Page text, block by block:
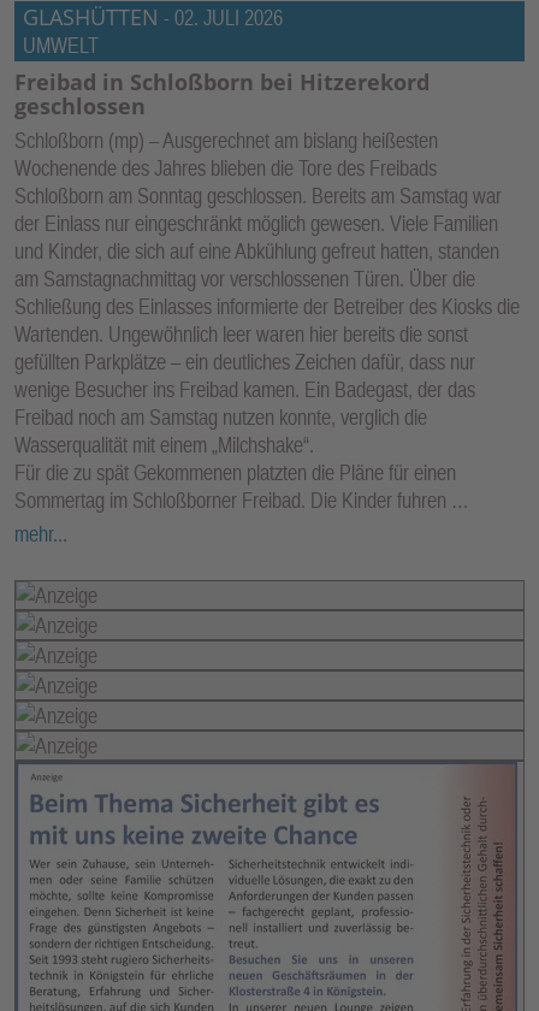
GLASHÜTTEN - 02. JULI 2026
UMWELT
Freibad in Schloßborn bei Hitzerekord
geschlossen
Schloßborn (mp) – Ausgerechnet am bislang heißesten
Wochenende des Jahres blieben die Tore des Freibads
Schloßborn am Sonntag geschlossen. Bereits am Samstag war
der Einlass nur eingeschränkt möglich gewesen. Viele Familien
und Kinder, die sich auf eine Abkühlung gefreut hatten, standen
am Samstagnachmittag vor verschlossenen Türen. Über die
Schließung des Einlasses informierte der Betreiber des Kiosks die
Wartenden. Ungewöhnlich leer waren hier bereits die sonst
gefüllten Parkplätze – ein deutliches Zeichen dafür, dass nur
wenige Besucher ins Freibad kamen. Ein Badegast, der das
Freibad noch am Samstag nutzen konnte, verglich die
Wasserqualität mit einem „Milchshake“.
Für die zu spät Gekommenen platzten die Pläne für einen
Sommertag im Schloßborner Freibad. Die Kinder fuhren …
mehr...